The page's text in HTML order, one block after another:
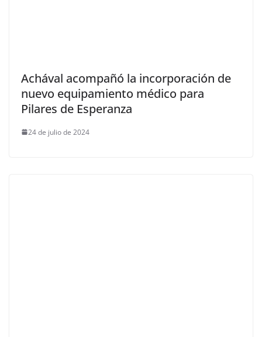
Achával acompañó la incorporación de
nuevo equipamiento médico para
Pilares de Esperanza
24 de julio de 2024